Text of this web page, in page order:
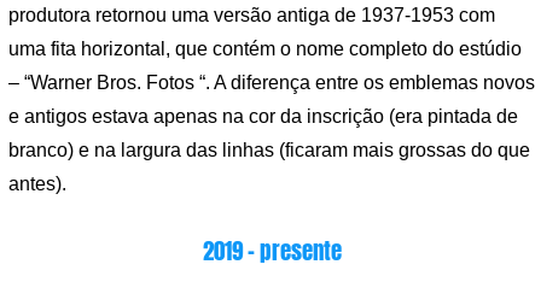
produtora retornou uma versão antiga de 1937-1953 com
uma fita horizontal, que contém o nome completo do estúdio
– “Warner Bros. Fotos “. A diferença entre os emblemas novos
e antigos estava apenas na cor da inscrição (era pintada de
branco) e na largura das linhas (ficaram mais grossas do que
antes).
2019 – presente